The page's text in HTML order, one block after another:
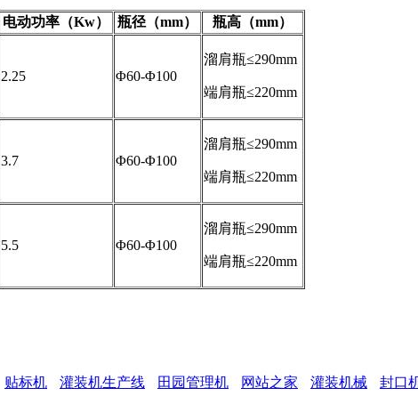
电动功率（Kw） 瓶径（mm） 瓶高（mm）
2.25 Φ60-Φ100
溜肩瓶≤290mm
端肩瓶≤220mm
3.7 Φ60-Φ100
溜肩瓶≤290mm
端肩瓶≤220mm
5.5 Φ60-Φ100
溜肩瓶≤290mm
端肩瓶≤220mm
贴标机 灌装机生产线 田园管理机 网站之家 灌装机械 封口